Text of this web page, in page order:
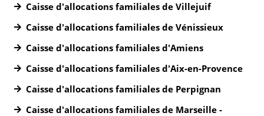
Caisse d'allocations familiales de Villejuif
Caisse d'allocations familiales de Vénissieux
Caisse d'allocations familiales d'Amiens
Caisse d'allocations familiales d'Aix-en-Provence
Caisse d'allocations familiales de Perpignan
Caisse d'allocations familiales de Marseille -